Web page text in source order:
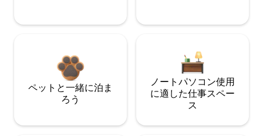
ペットと一緒に泊ま
ろう
ノートパソコン使用
に適した仕事スペー
ス